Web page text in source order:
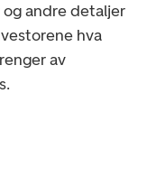
og andre detaljer
hva
av